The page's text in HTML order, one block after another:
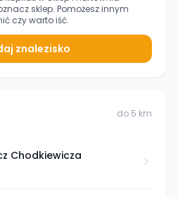
sklep. Pomożesz innym
czy warto iść.
znalezisko
do 5 km
Chodkiewicza